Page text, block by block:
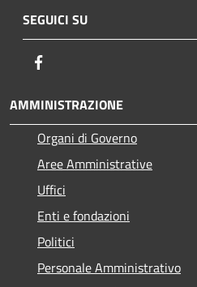
SEGUICI SU
AMMINISTRAZIONE
Organi di Governo
Aree Amministrative
Uffici
Enti e fondazioni
Politici
Personale Amministrativo